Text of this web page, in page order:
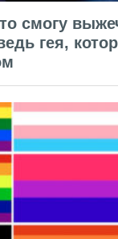
смогу
гея,